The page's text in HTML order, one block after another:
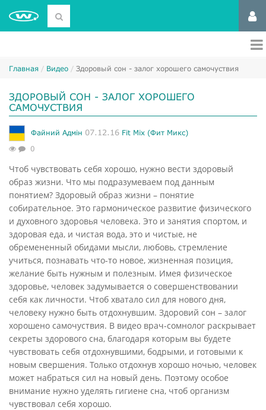
Главная Видео Здоровый сон - залог хорошего самочуствия
ЗДОРОВЫЙ СОН - ЗАЛОГ ХОРОШЕГО
САМОЧУСТВИЯ
Файний Адмін 07.12.16 Fit Mix (Фит Микс)
0
Чтоб чувствовать себя хорошо, нужно вести здоровый
образ жизни. Что мы подразумеваем под данным
понятием? Здоровый образ жизни – понятие
собирательное. Это гармоническое развитие физического
и духовного здоровья человека. Это и занятия спортом, и
здоровая еда, и чистая вода, это и чистые, не
обремененный обидами мысли, любовь, стремление
учиться, познавать что-то новое, жизненная позиция,
желание быть нужным и полезным. Имея физическое
здоровье, человек задумывается о совершенствовании
себя как личности. Чтоб хватало сил для нового дня,
человеку нужно быть отдохнувшим. Здоровий сон – залог
хорошено самочуствия. В видео врач-сомнолог раскрывает
секреты здорового сна, благодаря которым вы будете
чувствовать себя отдохнувшими, бодрыми, и готовыми к
новым свершения. Только отдохнув хорошо ночью, человек
может набраться сил на новый день. Поэтому особое
внимание нужно уделять гигиене сна, чтоб организм
чувствовал себя хорошо.